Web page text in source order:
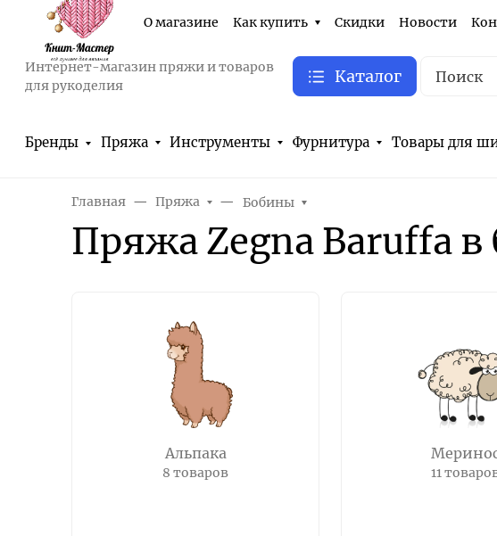
О магазине Как купить Скидки Новости
Интернет-магазин пряжи и товаров
для рукоделия
Каталог
Бренды Пряжа Инструменты Фурнитура Товары для
Главная Пряжа Бобины
Пряжа Zegna Baruffa в
Альпака
8 товаров 11